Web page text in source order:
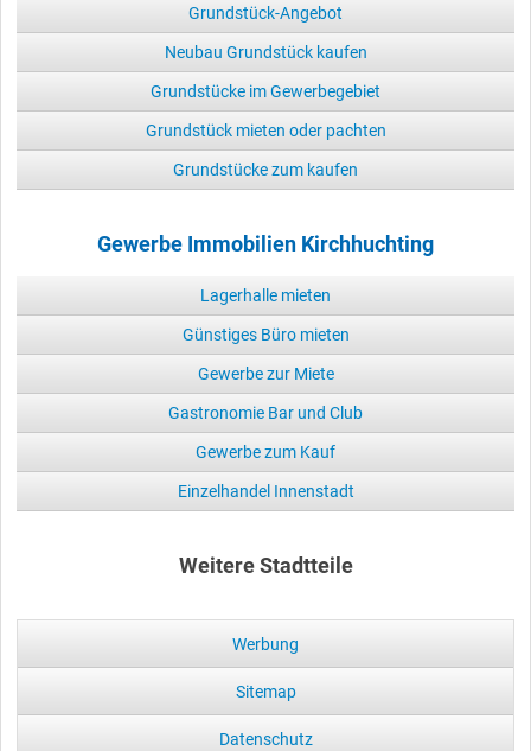
Grundstück-Angebot
Neubau Grundstück kaufen
Grundstücke im Gewerbegebiet
Grundstück mieten oder pachten
Grundstücke zum kaufen
Gewerbe Immobilien Kirchhuchting
Lagerhalle mieten
Günstiges Büro mieten
Gewerbe zur Miete
Gastronomie Bar und Club
Gewerbe zum Kauf
Einzelhandel Innenstadt
Weitere Stadtteile
Werbung
Sitemap
Datenschutz